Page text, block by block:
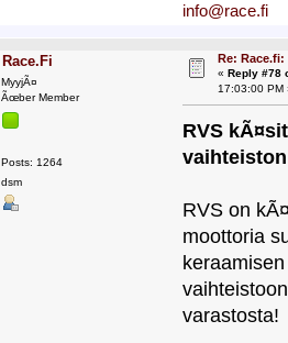
info@race.fi
Race.Fi
MyyjÃ¤
Ãœber Member
Posts: 1264
dsm
Re:
« Reply #78
17:03:00 PM
RVS
RVS on
moottoria
varastosta!